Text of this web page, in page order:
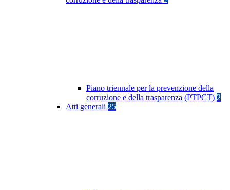
Piano triennale per la prevenzione della
corruzione e della trasparenza (PTPCT) 2
Atti generali 25